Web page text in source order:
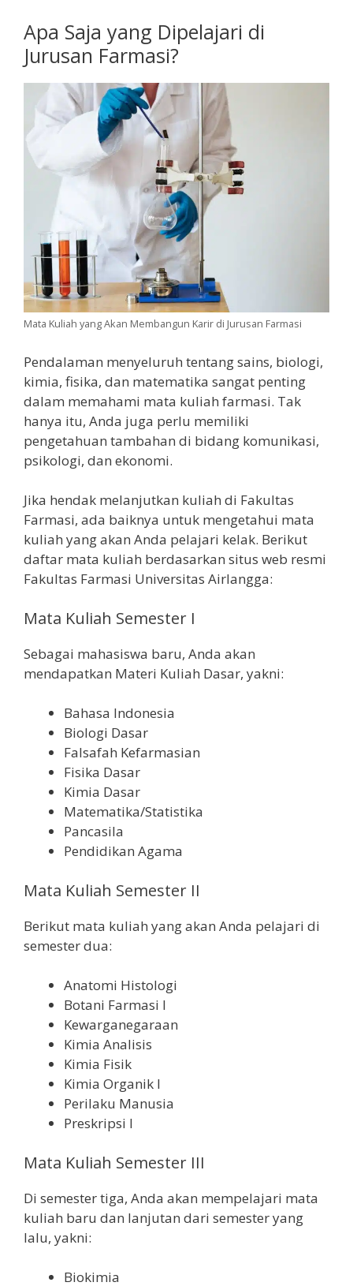
Apa Saja yang Dipelajari di
Jurusan Farmasi?
Mata Kuliah yang Akan Membangun Karir di Jurusan Farmasi
Pendalaman menyeluruh tentang sains, biologi,
kimia, fisika, dan matematika sangat penting
dalam memahami mata kuliah farmasi. Tak
hanya itu, Anda juga perlu memiliki
pengetahuan tambahan di bidang komunikasi,
psikologi, dan ekonomi.
Jika hendak melanjutkan kuliah di Fakultas
Farmasi, ada baiknya untuk mengetahui mata
kuliah yang akan Anda pelajari kelak. Berikut
daftar mata kuliah berdasarkan situs web resmi
Fakultas Farmasi Universitas Airlangga:
Mata Kuliah Semester I
Sebagai mahasiswa baru, Anda akan
mendapatkan Materi Kuliah Dasar, yakni:
Bahasa Indonesia
Biologi Dasar
Falsafah Kefarmasian
Fisika Dasar
Kimia Dasar
Matematika/Statistika
Pancasila
Pendidikan Agama
Mata Kuliah Semester II
Berikut mata kuliah yang akan Anda pelajari di
semester dua:
Anatomi Histologi
Botani Farmasi I
Kewarganegaraan
Kimia Analisis
Kimia Fisik
Kimia Organik I
Perilaku Manusia
Preskripsi I
Mata Kuliah Semester III
Di semester tiga, Anda akan mempelajari mata
kuliah baru dan lanjutan dari semester yang
lalu, yakni:
Biokimia